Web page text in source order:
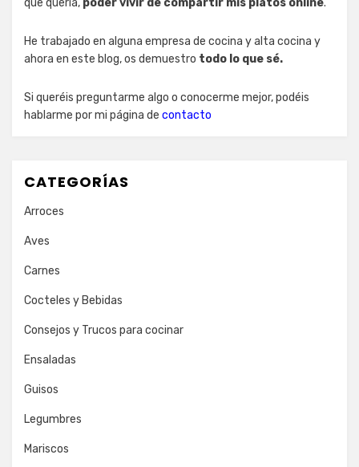
que quería, poder vivir de compartir mis platos online.
He trabajado en alguna empresa de cocina y alta cocina y
ahora en este blog, os demuestro todo lo que sé.
Si queréis preguntarme algo o conocerme mejor, podéis
hablarme por mi página de contacto
CATEGORÍAS
Arroces
Aves
Carnes
Cocteles y Bebidas
Consejos y Trucos para cocinar
Ensaladas
Guisos
Legumbres
Mariscos